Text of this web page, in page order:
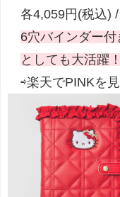
各4,059円(税込)
6穴バインダー
としても大活躍！
⇨楽天でPINKを